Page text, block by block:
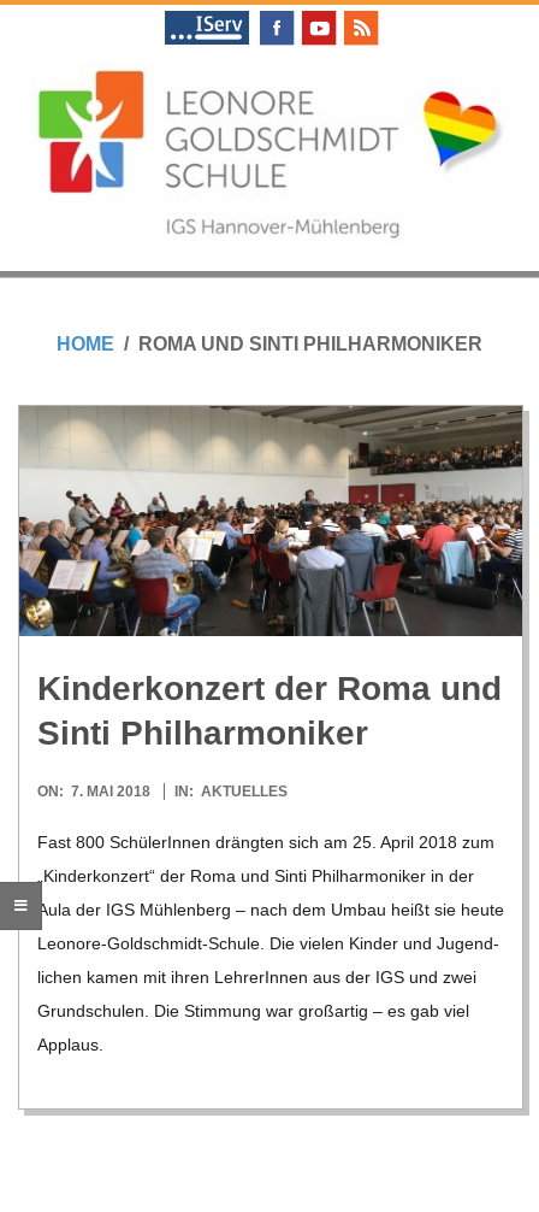
L
E
O
N
O
R
E
G
O
L
D
S
C
MenuHOME ROMA UND SINTI PHILHARMONIKER
Kin­der­kon­zert der Roma und
Sinti Philharmoniker
2018-
ON: 7. MAI 2018 IN: AKTUELLES
Fast 800 Schü­le­rIn­nen dräng­ten sich am 25. April 2018 zum
„Kin­der­kon­zert“ der Roma und Sinti Phil­har­mo­ni­ker in der
Aula der IGS Müh­len­berg – nach dem Umbau heißt sie heute
Leo­­nore-Gol­d­­schmidt-Schule. Die vie­len Kin­der und Jugend­
li­chen kamen mit ihren Leh­re­rIn­nen aus der IGS und zwei
Grund­schu­len. Die Stim­mung war groß­ar­tig – es gab viel
Applaus.